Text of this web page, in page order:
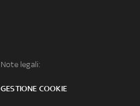
Note legali:
GESTIONE COOKIE